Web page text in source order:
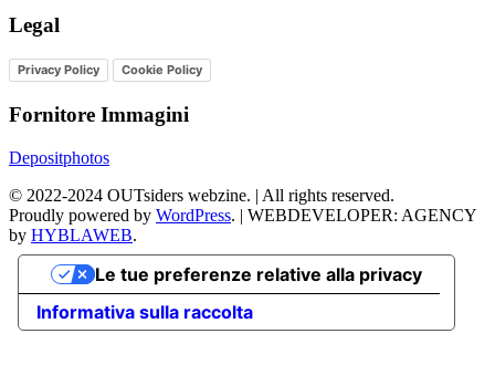
Legal
Privacy Policy Cookie Policy
Fornitore Immagini
Depositphotos
© 2022-2024 OUTsiders webzine. | All rights reserved.
Proudly powered by WordPress. | WEBDEVELOPER: AGENCY
by HYBLAWEB.
Informativa sulla raccolta
Le tue preferenze relative alla privacy